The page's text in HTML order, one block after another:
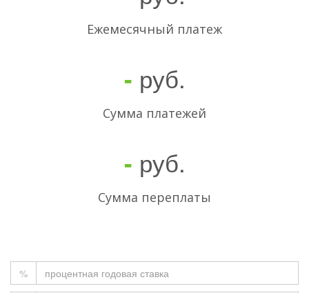
Ежемесячный платеж
- руб.
Cумма платежей
- руб.
Сумма переплаты
%